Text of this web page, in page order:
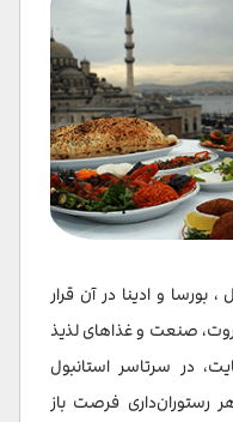
و ادینا در آن قرار
صنعت و غذاهای لذیذ
در سرتاسر استانبول
رستوران‌داری فرصت باز